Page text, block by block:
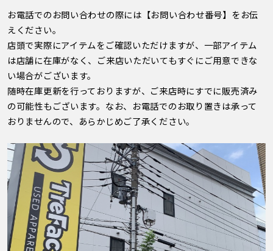
お電話でのお問い合わせの際には【お問い合わせ番号】をお伝
えください。
店頭で実際にアイテムをご確認いただけますが、一部アイテム
は店舗に在庫がなく、ご来店いただいてもすぐにご用意できな
い場合がございます。
随時在庫更新を行っておりますが、ご来店時にすでに販売済み
の可能性もございます。なお、お電話でのお取り置きは承って
おりませんので、あらかじめご了承ください。